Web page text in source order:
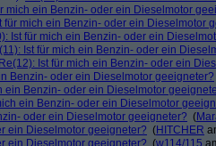
mich ein Benzin- oder ein Dieselmotor
für mich ein Benzin- oder ein Dieselmotor
Ist für mich ein Benzin- oder ein
Ist für mich ein Benzin- oder ein
Re(12): Ist für mich ein Benzin- oder ein
Benzin- oder ein Dieselmotor geeigneter?
ein Benzin- oder ein Dieselmotor
ein Benzin- oder ein Dieselmotor
oder ein Dieselmotor geeigneter? (
ein Dieselmotor geeigneter? (HITCHER
ein Dieselmotor geeigneter? (w114/115